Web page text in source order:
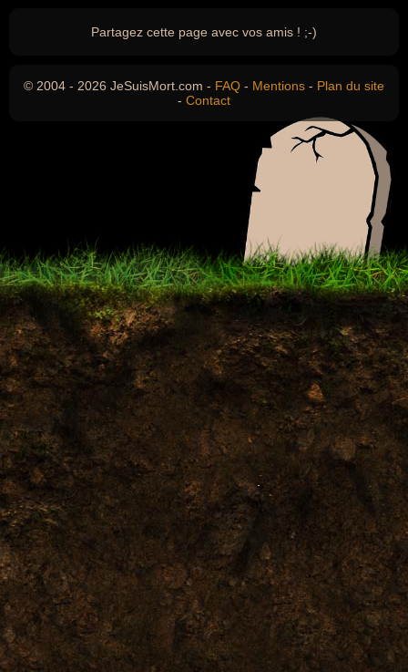
Partagez cette page avec vos amis ! ;-)
© 2004 - 2026 JeSuisMort.com - FAQ - Mentions - Plan du site
- Contact